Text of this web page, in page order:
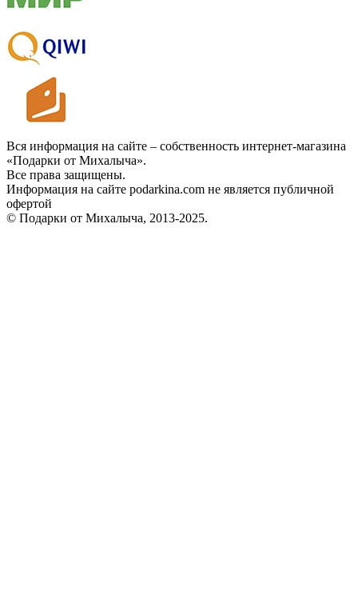
Вся информация на сайте – собственность интернет-магазина
«Подарки от Михалыча».
Все права защищены.
Информация на сайте podarkina.com не является публичной
офертой
© Подарки от Михалыча, 2013-2025.